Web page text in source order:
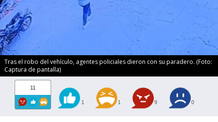
Tras el robo del vehículo, agentes policiales dieron con su paradero. (Foto:
Captura de pantalla)
11
1 1 9 0